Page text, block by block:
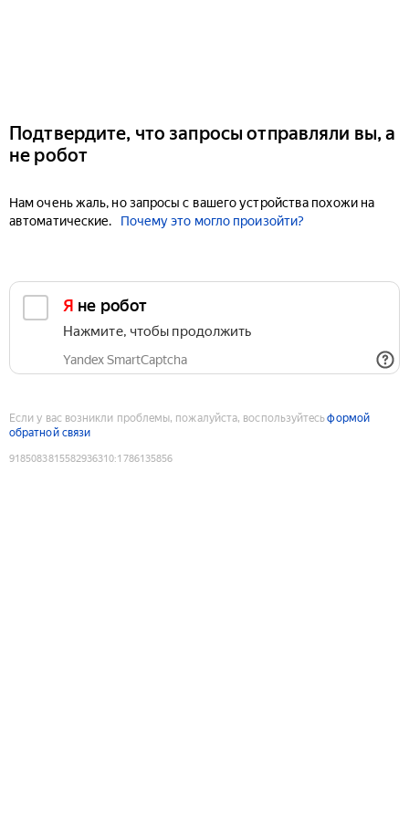
Подтвердите, что запросы отправляли вы, а
не робот
Нам очень жаль, но запросы с вашего устройства похожи на
автоматические.
Почему это могло произойти?
Я не робот
Нажмите, чтобы продолжить
Yandex SmartCaptcha
Если у вас возникли проблемы, пожалуйста, воспользуйтесьформой
обратной связи
9185083815582936310:1786135856